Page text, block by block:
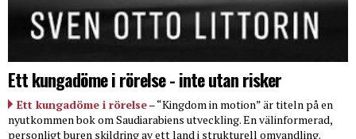
Ett kungadöme i rörelse - inte utan risker
Ett kungadöme i rörelse– “Kingdom in motion” är titeln på en
nyutkommen bok om Saudiarabiens utveckling. En välinformerad,
personligt buren skildring av ett land i strukturell omvandling.